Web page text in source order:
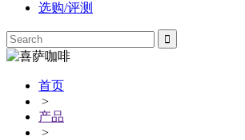
选购/评测
首页
>
产品
>